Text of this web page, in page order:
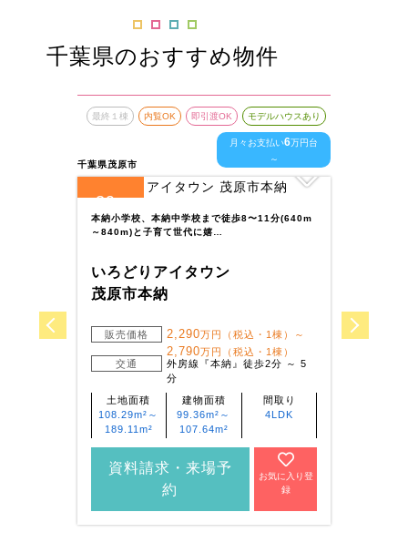
千葉県のおすすめ物件
千葉県茂原市
最終１棟 内覧OK 即引渡OK モデルハウスあり
月々お支払い6万円台
～
39
本納小学校、本納中学校まで徒歩8〜11分(640m
～840m)と子育て世代に嬉…
いろどりアイタウン
茂原市本納
販売価格 2,290万円（税込・1棟）～
2,790万円（税込・1棟）
交通
外房線『本納』徒歩2分 ～ 5
分
土地面積
108.29m²～
189.11m²
建物面積
99.36m²～
107.64m²
間取り
4LDK
資料請求・来場予
約
お気に入り登
録